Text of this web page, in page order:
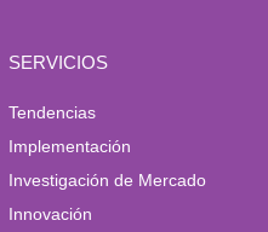
SERVICIOS
Tendencias
Implementación
Investigación de Mercado
Innovación